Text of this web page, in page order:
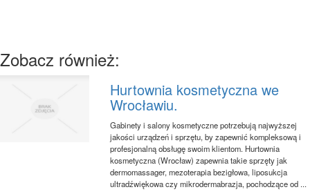
Zobacz również:
Hurtownia kosmetyczna we
Wrocławiu.
Gabinety i salony kosmetyczne potrzebują najwyższej
jakości urządzeń i sprzętu, by zapewnić kompleksową i
profesjonalną obsługę swoim klientom. Hurtownia
kosmetyczna (Wrocław) zapewnia takie sprzęty jak
dermomassager, mezoterapia bezigłowa, liposukcja
ultradźwiękowa czy mikrodermabrazja, pochodzące od ...